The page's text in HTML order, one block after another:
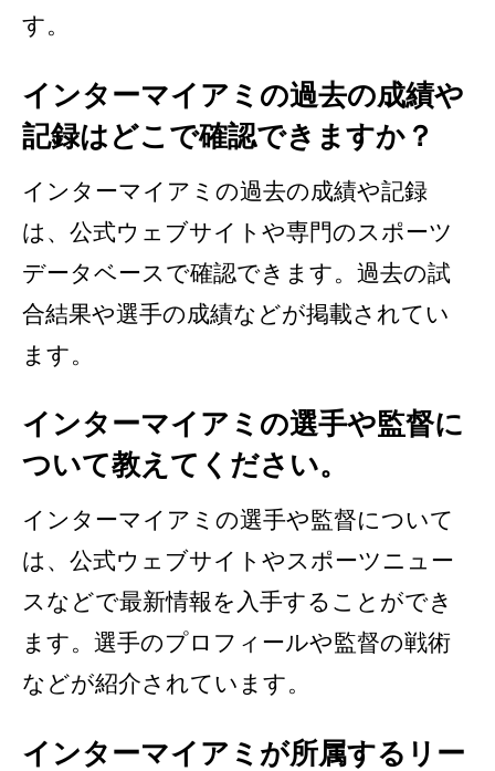
す。
インターマイアミの過去の成績や
記録はどこで確認できますか？
インターマイアミの過去の成績や記録
は、公式ウェブサイトや専門のスポーツ
データベースで確認できます。過去の試
合結果や選手の成績などが掲載されてい
ます。
インターマイアミの選手や監督に
ついて教えてください。
インターマイアミの選手や監督について
は、公式ウェブサイトやスポーツニュー
スなどで最新情報を入手することができ
ます。選手のプロフィールや監督の戦術
などが紹介されています。
インターマイアミが所属するリー